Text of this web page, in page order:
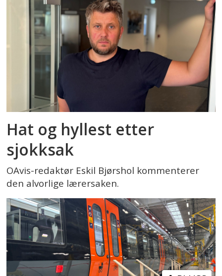
Hat og hyllest etter
sjokksak
OAvis-redaktør Eskil Bjørshol kommenterer
den alvorlige lærersaken.